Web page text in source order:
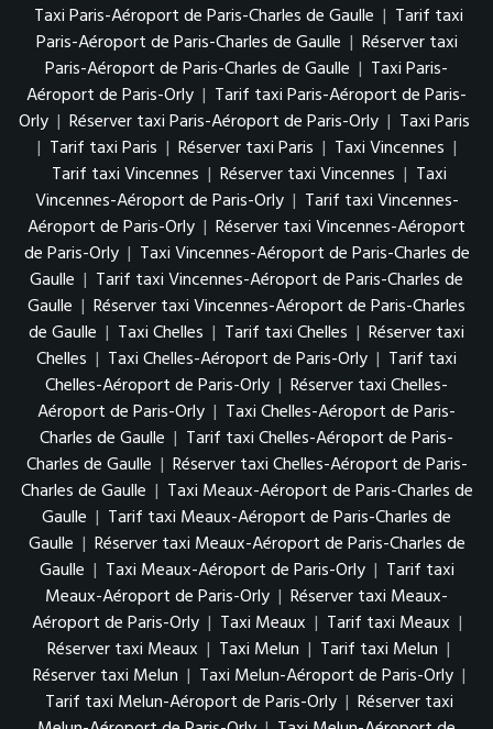
Taxi Paris-Aéroport de Paris-Charles de Gaulle | Tarif taxi
Paris-Aéroport de Paris-Charles de Gaulle | Réserver taxi
Paris-Aéroport de Paris-Charles de Gaulle | Taxi Paris-
Aéroport de Paris-Orly | Tarif taxi Paris-Aéroport de Paris-
Orly | Réserver taxi Paris-Aéroport de Paris-Orly | Taxi Paris
| Tarif taxi Paris | Réserver taxi Paris | Taxi Vincennes |
Tarif taxi Vincennes | Réserver taxi Vincennes | Taxi
Vincennes-Aéroport de Paris-Orly | Tarif taxi Vincennes-
Aéroport de Paris-Orly | Réserver taxi Vincennes-Aéroport
de Paris-Orly | Taxi Vincennes-Aéroport de Paris-Charles de
Gaulle | Tarif taxi Vincennes-Aéroport de Paris-Charles de
Gaulle | Réserver taxi Vincennes-Aéroport de Paris-Charles
de Gaulle | Taxi Chelles | Tarif taxi Chelles | Réserver taxi
Chelles | Taxi Chelles-Aéroport de Paris-Orly | Tarif taxi
Chelles-Aéroport de Paris-Orly | Réserver taxi Chelles-
Aéroport de Paris-Orly | Taxi Chelles-Aéroport de Paris-
Charles de Gaulle | Tarif taxi Chelles-Aéroport de Paris-
Charles de Gaulle | Réserver taxi Chelles-Aéroport de Paris-
Charles de Gaulle | Taxi Meaux-Aéroport de Paris-Charles de
Gaulle | Tarif taxi Meaux-Aéroport de Paris-Charles de
Gaulle | Réserver taxi Meaux-Aéroport de Paris-Charles de
Gaulle | Taxi Meaux-Aéroport de Paris-Orly | Tarif taxi
Meaux-Aéroport de Paris-Orly | Réserver taxi Meaux-
Aéroport de Paris-Orly | Taxi Meaux | Tarif taxi Meaux |
Réserver taxi Meaux | Taxi Melun | Tarif taxi Melun |
Réserver taxi Melun | Taxi Melun-Aéroport de Paris-Orly |
Tarif taxi Melun-Aéroport de Paris-Orly | Réserver taxi